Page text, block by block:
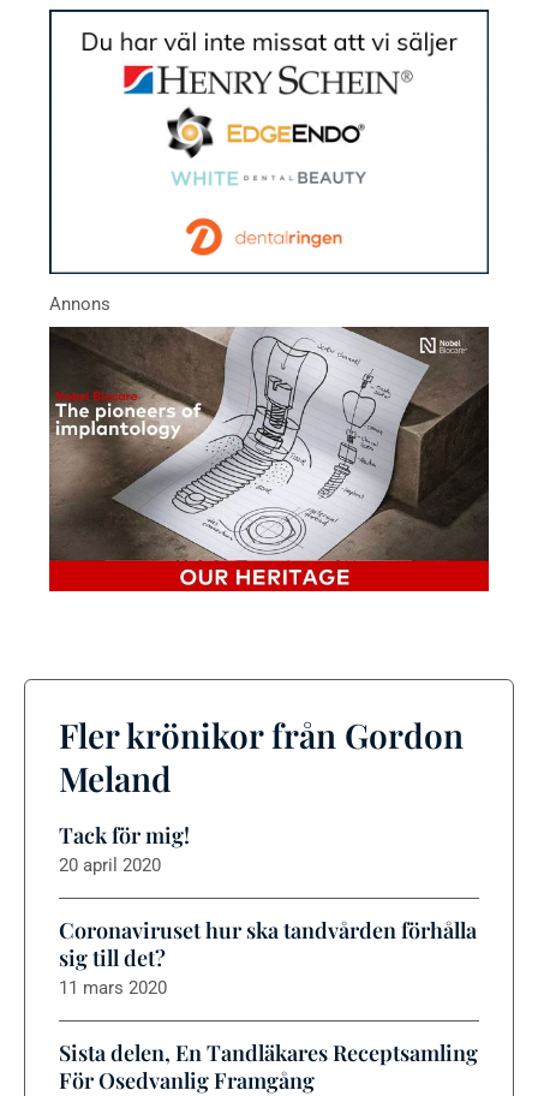
Fler krönikor från Gordon
Meland
Tack för mig!
20 april 2020
Coronaviruset hur ska tandvården förhålla
sig till det?
11 mars 2020
Sista delen, En Tandläkares Receptsamling
För Osedvanlig Framgång